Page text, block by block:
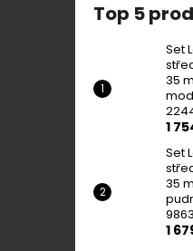
Top 5
Set
35
1
Set
35
1